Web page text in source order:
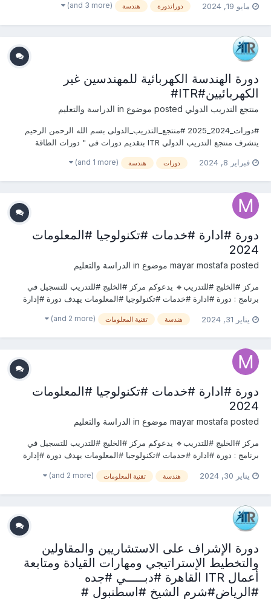
يمكنكم التسجيل او الاستفسارعلى الدورة الان ............................
مايو 19, 2024 دوراتدورة هندسة (and 3 more)
دورة الهندسة الكهربائية للمهندسين غير
الكهربائيين#ITR#
منتجع التدريب الدولي الدراسة والتعليم
#دورات_2024_2025 #منتجع_التدريب_الدولى بسم الله الرحمن الرحيم
يتشرف منتجع التدريب الدولي ITR بتقديم دورات فى " دورات الطاقة
الاستفسارعلى الدورة الان .................. للتواصل والإستفسار وم...
فبراير 8, 2024 دورات هندسة (and 1 more)
دورة #ادارة #خدمات #تكنولوجيا #المعلومات
2024
mayar mostafa posted موضوع in الدراسة والتعليم
مركز #الخليج #للتدريب🔹 يدعوكم مركز #الخليج #للتدريب للتسجيل في
برنامج : دورة #ادارة #خدمات #تكنولوجيا #المعلومات يهدف دورة #إدارة
لتخطيط وتنفيذ إدارة خدمات تكنولوجيا المعلومات أثناء التحضير للحصول
يناير 31, 2024 هندسة تقنية المعلومات (and 2 more)
دورة #ادارة #خدمات #تكنولوجيا #المعلومات
2024
mayar mostafa posted موضوع in الدراسة والتعليم
مركز #الخليج #للتدريب🔹 يدعوكم مركز #الخليج #للتدريب للتسجيل في
برنامج : دورة #ادارة #خدمات #تكنولوجيا #المعلومات يهدف دورة #إدارة
لتخطيط وتنفيذ إدارة خدمات تكنولوجيا المعلومات أثناء التحضير للحصول
يناير 30, 2024 هندسة تقنية المعلومات (and 2 more)
دورة الإشراف على الاستشاريين والمقاولين
والتخطيط الإستراتيجي ومهارات القيادة ومتابعة
أعمال ITR القاهرة #دبـــــي #جده
#الرياض#شرم الشيخ #اسطنبول #